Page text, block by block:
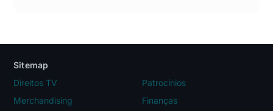
Sitemap
Direitos TV
Patrocínios
Merchandising
Finanças